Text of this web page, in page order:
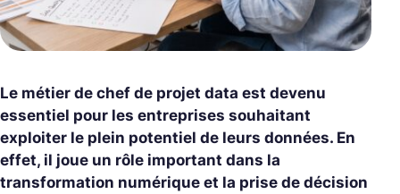
Le métier de chef de projet data est devenu
essentiel pour les entreprises souhaitant
exploiter le plein potentiel de leurs données. En
effet, il joue un rôle important dans la
transformation numérique et la prise de décision